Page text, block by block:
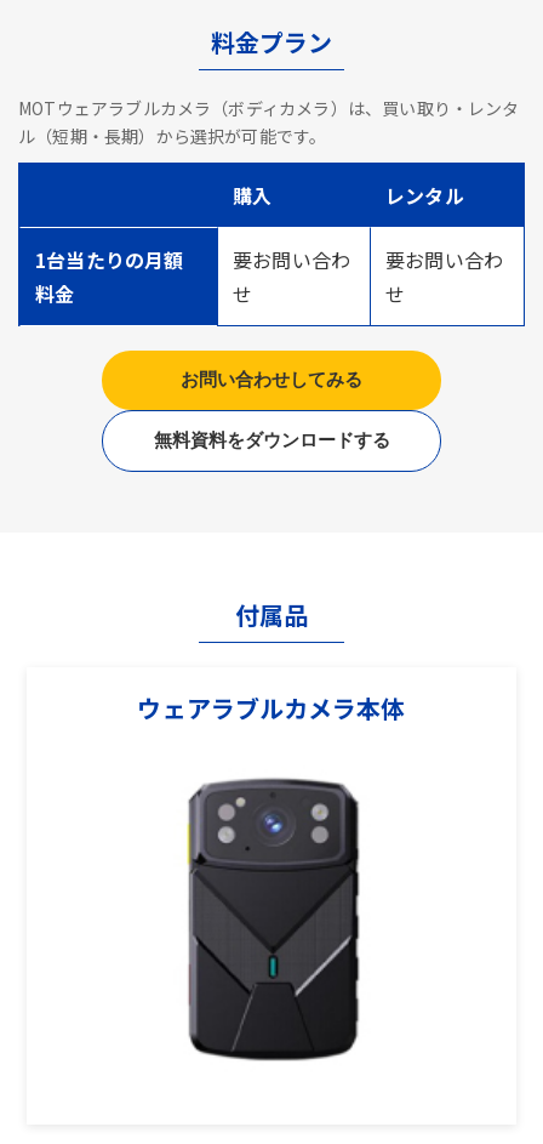
料金プラン
MOTウェアラブルカメラ（ボディカメラ）は、買い取り・レンタ
ル（短期・長期）から選択が可能です。
購入 レンタル
1台当たりの月額
料金
要お問い合わ
せ
要お問い合わ
せ
お問い合わせしてみる
無料資料をダウンロードする
付属品
ウェアラブルカメラ本体